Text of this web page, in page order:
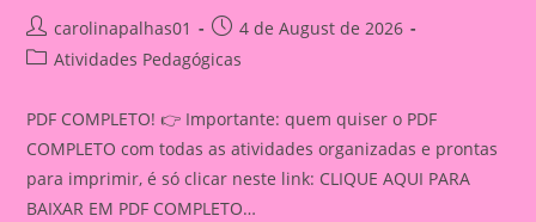
Post
author:
carolinapalhas01
Post
published:
4 de August de 2026
PostAtividades Pedagógicas
PDF COMPLETO! 👉 Importante: quem quiser o PDF
COMPLETO com todas as atividades organizadas e prontas
para imprimir, é só clicar neste link: CLIQUE AQUI PARA
BAIXAR EM PDF COMPLETO…